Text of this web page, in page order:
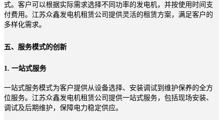
式。客户可以根据实际需求选择不同功率的发电机，并按使用时间支
付费用。江苏众鑫发电机租赁公司提供灵活的租赁方案，满足客户的
多样化需求。
五、服务模式的创新
1. 一站式服务
一站式服务模式为客户提供从设备选择、安装调试到维护保养的全方
位服务。江苏众鑫发电机租赁公司提供一站式服务，包括现场安装、
调试及后期维护，保障电力稳定供应。